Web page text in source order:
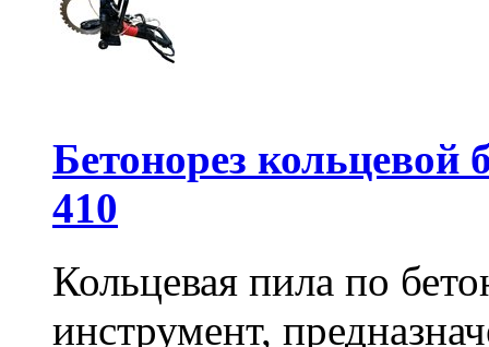
Бетонорез
410
Кольцевая пила по
инструмент,